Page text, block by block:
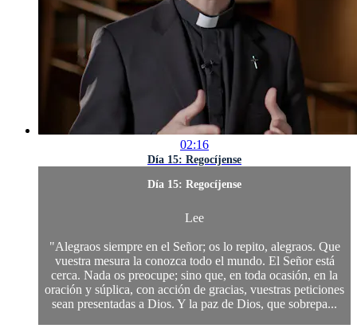
02:16
Día 15: Regocíjense
Día 15: Regocíjense
Lee
"Alegraos siempre en el Señor; os lo repito, alegraos. Que
vuestra mesura la conozca todo el mundo. El Señor está
cerca. Nada os preocupe; sino que, en toda ocasión, en la
oración y súplica, con acción de gracias, vuestras peticiones
sean presentadas a Dios. Y la paz de Dios, que sobrepa...